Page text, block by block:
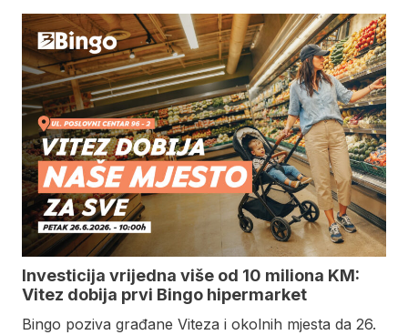
Investicija vrijedna više od 10 miliona KM:
Vitez dobija prvi Bingo hipermarket
Bingo poziva građane Viteza i okolnih mjesta da 26.